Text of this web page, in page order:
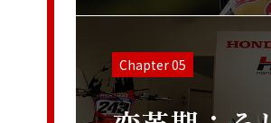
Chapter 05